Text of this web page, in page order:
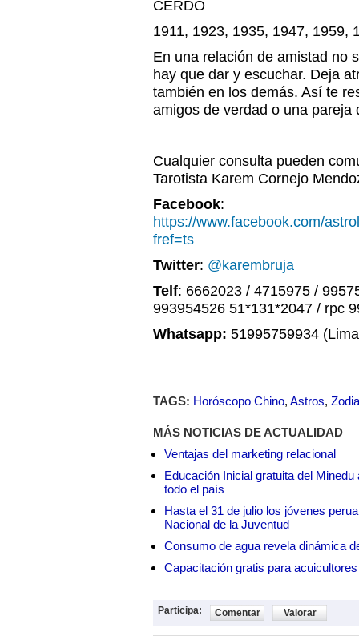
CERDO
1911, 1923, 1935, 1947, 1959,
En una relación de amistad no
hay que dar y escuchar. Deja
también en los demás. Así te
amigos de verdad o una pareja
Cualquier consulta pueden
Tarotista Karem Cornejo
Facebook:
https://www.facebook.com/
fref=ts
Twitter: @karembruja
Telf: 6662023 / 4715975 /
993954526 51*131*2047 / rpc
Whatsapp: 51995759934
TAGS: Horóscopo Chino, Astros,
MÁS NOTICIAS DE ACTUALIDAD
Ventajas del marketing relacional
Educación Inicial gratuita del
todo el país
Hasta el 31 de julio los jóvenes
Nacional de la Juventud
Consumo de agua revela dinámica
Capacitación gratis para
Participa: Comentar Valorar